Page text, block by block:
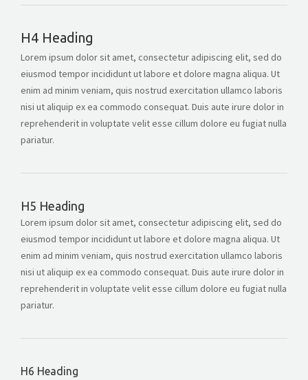
H4 Heading
Lorem ipsum dolor sit amet, consectetur adipiscing elit, sed do
eiusmod tempor incididunt ut labore et dolore magna aliqua. Ut
enim ad minim veniam, quis nostrud exercitation ullamco laboris
nisi ut aliquip ex ea commodo consequat. Duis aute irure dolor in
reprehenderit in voluptate velit esse cillum dolore eu fugiat nulla
pariatur.
H5 Heading
Lorem ipsum dolor sit amet, consectetur adipiscing elit, sed do
eiusmod tempor incididunt ut labore et dolore magna aliqua. Ut
enim ad minim veniam, quis nostrud exercitation ullamco laboris
nisi ut aliquip ex ea commodo consequat. Duis aute irure dolor in
reprehenderit in voluptate velit esse cillum dolore eu fugiat nulla
pariatur.
H6 Heading